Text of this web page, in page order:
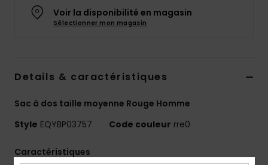
Voir la disponibilité en magasin
Sélectionner mon magasin
Details & caractéristiques
Sac à dos taille moyenne Rouge Homme
Style EQYBP03757 Code couleur rre0
Caractéristiques